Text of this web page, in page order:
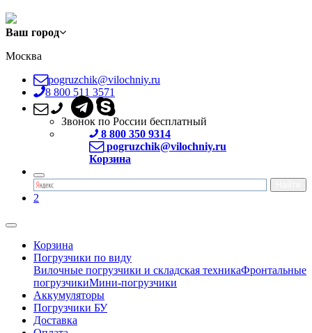
Ваш город
Москва
pogruzchik@vilochniy.ru
8 800 511 3571
Звонок по России бесплатный
8 800 350 9314
pogruzchik@vilochniy.ru
Корзина
2
Корзина
Погрузчики по виду
Вилочные погрузчики и складская техникаФронтальные
погрузчикиМини-погрузчики
Аккумуляторы
Погрузчики БУ
Доставка